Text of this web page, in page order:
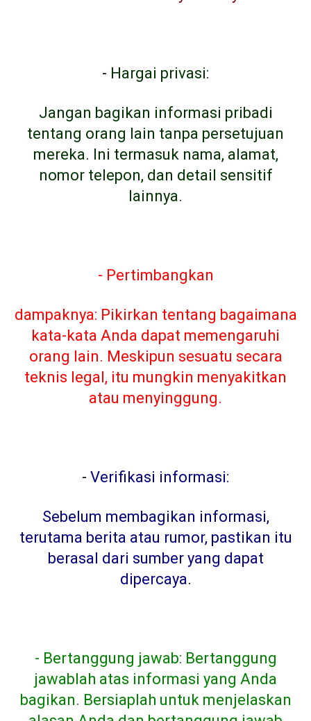
- Hargai privasi:
Jangan bagikan informasi pribadi
tentang orang lain tanpa persetujuan
mereka. Ini termasuk nama, alamat,
nomor telepon, dan detail sensitif
lainnya.
- Pertimbangkan
dampaknya: Pikirkan tentang bagaimana
kata-kata Anda dapat memengaruhi
orang lain. Meskipun sesuatu secara
teknis legal, itu mungkin menyakitkan
atau menyinggung.
- Verifikasi informasi:
Sebelum membagikan informasi,
terutama berita atau rumor, pastikan itu
berasal dari sumber yang dapat
dipercaya.
- Bertanggung jawab: Bertanggung
jawablah atas informasi yang Anda
bagikan. Bersiaplah untuk menjelaskan